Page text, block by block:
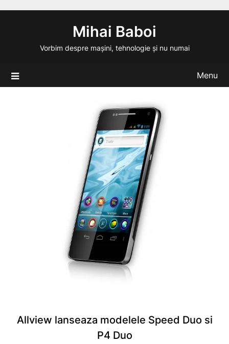
Mihai Baboi
Vorbim despre mașini, tehnologie și nu numai
Menu
Allview lanseaza modelele Speed Duo si
P4 Duo